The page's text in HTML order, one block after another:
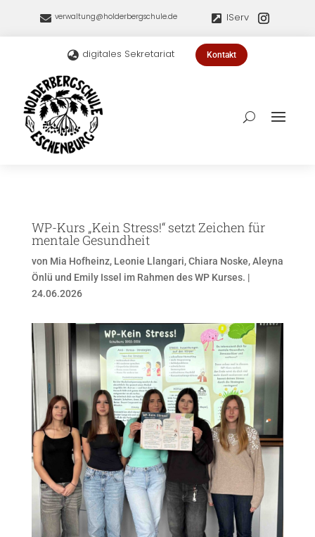
 verwaltung@holderbergschule.de  IServ
 digitales Sekretariat Kontakt
WP-Kurs „Kein Stress!“ setzt Zeichen für
mentale Gesundheit
von Mia Hofheinz, Leonie Llangari, Chiara Noske, Aleyna
Önlü und Emily Issel im Rahmen des WP Kurses. |
24.06.2026